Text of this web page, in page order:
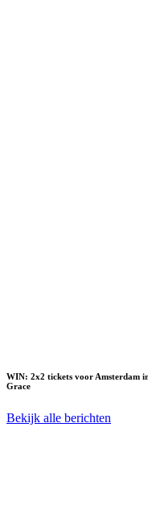
WIN: 2x2 tickets voor Amsterdam
Grace
Bekijk alle berichten